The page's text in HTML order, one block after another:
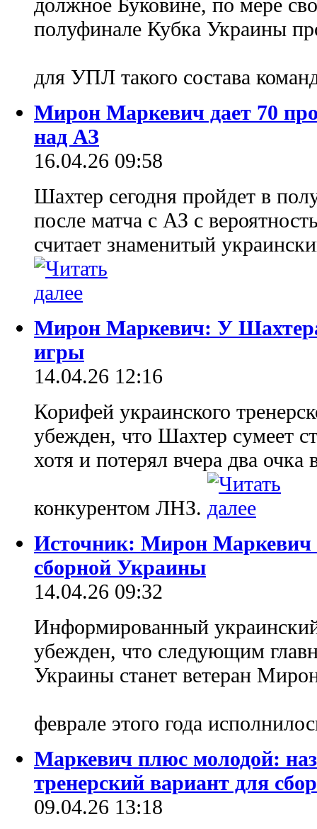
полуфинале Кубка Украины
для УПЛ такого состава
Мирон Маркевич дает 70
над АЗ
16.04.26 09:58
Шахтер сегодня пройдет в
после матча с АЗ с
считает знаменитый
Мирон Маркевич: У Шахтера
игры
14.04.26 12:16
Корифей украинского
убежден, что Шахтер сумеет
хотя и потерял вчера два
конкурентом ЛНЗ.
Источник: Мирон Маркевич
сборной Украины
14.04.26 09:32
Информированный
убежден, что следующим
Украины станет ветеран
феврале этого года
Маркевич плюс молодой:
тренерский вариант для
09.04.26 13:18